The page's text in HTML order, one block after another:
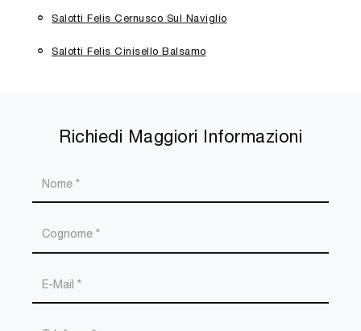
Salotti Felis Cernusco Sul Naviglio
Salotti Felis Cinisello Balsamo
Richiedi Maggiori Informazioni